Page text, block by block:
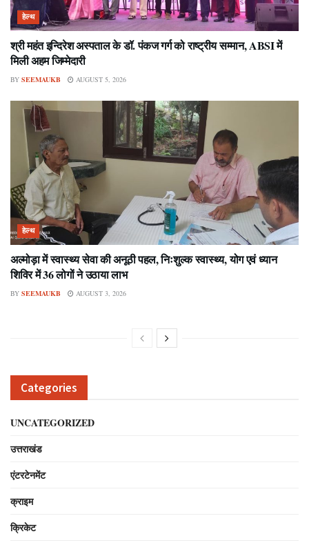
हेल्थ
श्री महंत इन्दिरेश अस्पताल के डॉ. पंकज गर्ग को राष्ट्रीय सम्मान, ABSI में
मिली अहम जिम्मेदारी
BY SEEMAUKB AUGUST 5, 2026
हेल्थ
अल्मोड़ा में स्वास्थ्य सेवा की अनूठी पहल, निःशुल्क स्वास्थ्य, योग एवं ध्यान
शिविर में 36 लोगों ने उठाया लाभ
BY SEEMAUKB AUGUST 3, 2026
Categories
UNCATEGORIZED
उत्तराखंड
एंटरटेनमेंट
क्राइम
क्रिकेट